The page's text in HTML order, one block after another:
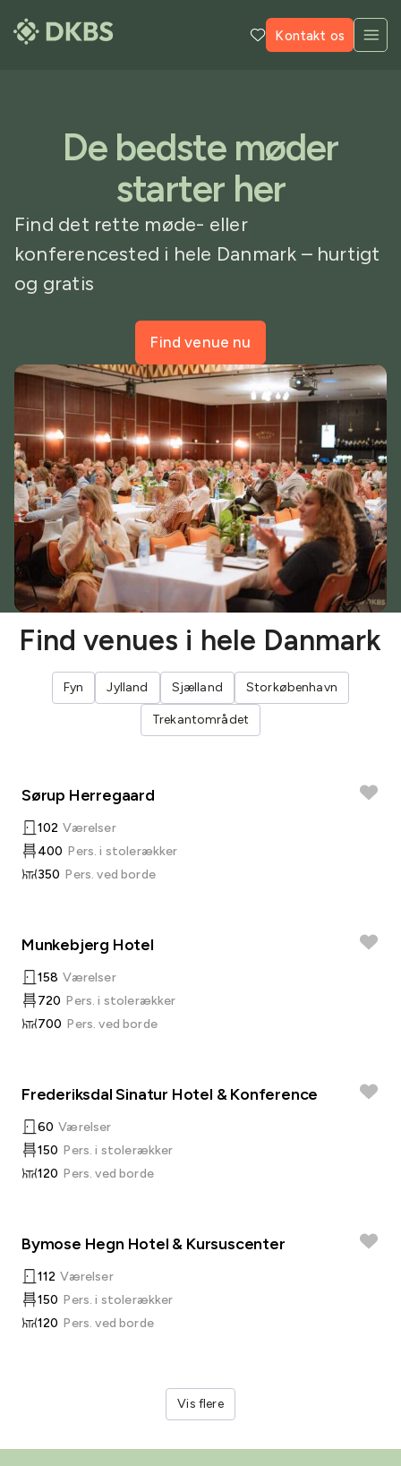
Kontakt os
De bedste møder
starter her
Find det rette møde- eller
konferencested i hele Danmark – hurtigt
og gratis
Find venue nu
Find venues i hele Danmark
Fyn Jylland Sjælland Storkøbenhavn
Trekantområdet
Sørup Herregaard
102 Værelser
400 Pers. i stolerækker
350 Pers. ved borde
Munkebjerg Hotel
158 Værelser
720 Pers. i stolerækker
700 Pers. ved borde
Frederiksdal Sinatur Hotel & Konference
60 Værelser
150 Pers. i stolerækker
120 Pers. ved borde
Bymose Hegn Hotel & Kursuscenter
112 Værelser
150 Pers. i stolerækker
120 Pers. ved borde
Vis flere